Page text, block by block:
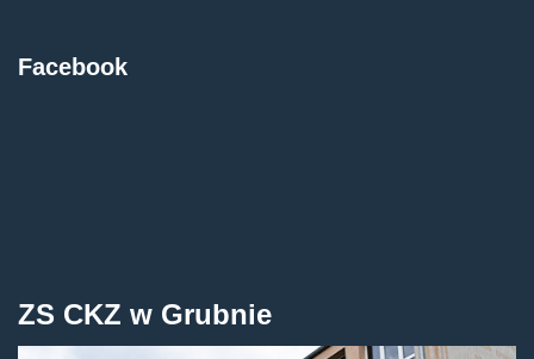
Facebook
ZS CKZ w Grubnie